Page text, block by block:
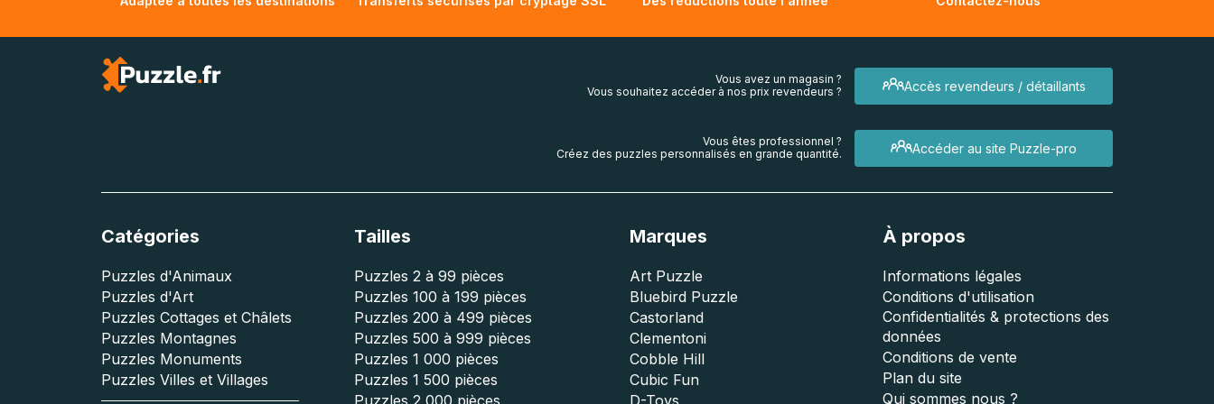
Accès revendeurs / détaillants
Vous avez un magasin ?
Vous souhaitez accéder à nos prix revendeurs ?
Accéder au site Puzzle-pro
Vous êtes professionnel ?
Créez des puzzles personnalisés en grande quantité.
Catégories
Puzzles d'Animaux
Puzzles d'Art
Puzzles Cottages et Châlets
Puzzles Montagnes
Puzzles Monuments
Puzzles Villes et Villages
Tailles
Puzzles 2 à 99 pièces
Puzzles 100 à 199 pièces
Puzzles 200 à 499 pièces
Puzzles 500 à 999 pièces
Puzzles 1 000 pièces
Puzzles 1 500 pièces
Puzzles 2 000 pièces
Marques
Art Puzzle
Bluebird Puzzle
Castorland
Clementoni
Cobble Hill
Cubic Fun
D-Toys
À propos
Informations légales
Conditions d'utilisation
Confidentialités & protections des
données
Conditions de vente
Plan du site
Qui sommes nous ?